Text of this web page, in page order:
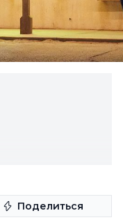
Поделиться